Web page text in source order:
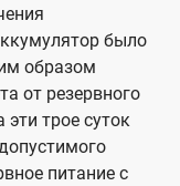
было
образом
от резервного
эти трое суток
питание с